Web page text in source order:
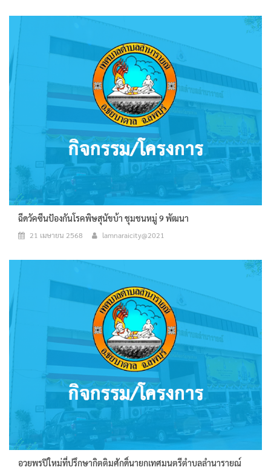
ฉีดวัคซีนป้องกันโรคพิษสุนัขบ้า ชุมชนหมู่ 9 พัฒนา
21 เมษายน 2568 lamnaraicity@2021
อวยพรปีใหม่ที่ปรึกษากิตติมศักดิ์นายกเทศมนตรีตำบลลำนารายณ์